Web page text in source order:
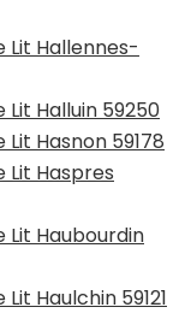
Lit Hallennes-
Halluin 59250
Hasnon 59178
Lit Haspres
Lit Haubourdin
Haulchin 59121